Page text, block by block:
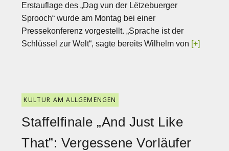
Erstauflage des „Dag vun der Lëtzebuerger
Sprooch“ wurde am Montag bei einer
Pressekonferenz vorgestellt. „Sprache ist der
Schlüssel zur Welt“, sagte bereits Wilhelm von [+]
KULTUR AM ALLGEMENGEN
Staffelfinale „And Just Like
That”: Vergessene Vorläufer